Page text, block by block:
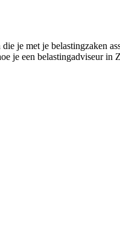
je met je belastingzaken
je een belastingadviseur